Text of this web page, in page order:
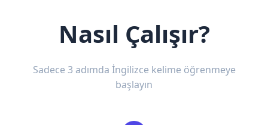
Nasıl Çalışır?
Sadece 3 adımda İngilizce kelime öğrenmeye
başlayın